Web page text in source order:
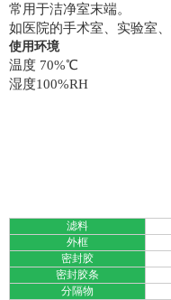
常用于洁净室末端。
如医院的手术室、实验室
使用环境
温度 70%℃
湿度100%RH
滤料
外框
密封胶
密封胶条
分隔物